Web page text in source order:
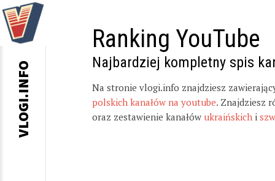
Ranking YouTube
Najbardziej kompletny spis
Na stronie vlogi.info znajdziesz
polskich kanałów na youtube. Znajdziesz
oraz zestawienie kanałów ukraińskich i
VLOGI.INFO